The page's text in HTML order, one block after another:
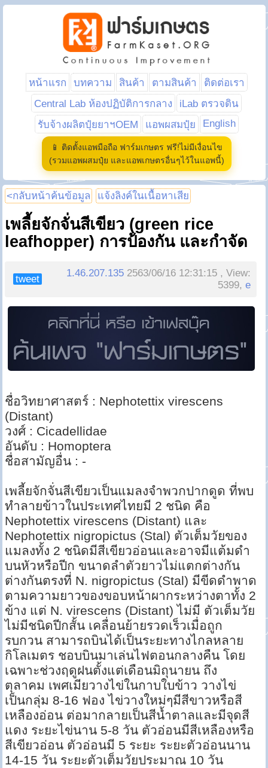
หน้าแรก บทความ สินค้า ตามสินค้า
ติดต่อเรา
Central Lab ห้องปฏิบัติการกลาง
iLab ตรวจดิน
รับจ้างผลิตปุ๋ยยาฯOEM
แอพผสมปุ๋ย English
📱 ติดตั้งแอพมือถือ ฟาร์มเกษตร ฟรี!ไม่มีเงื่อนไข
(รวมแอพผสมปุ๋ย และแอพเกษตรอื่นๆไว้ในแอพนี้)
<กลับหน้าค้นข้อมูล แจ้งลิงค์ในเนื้อหาเสีย
เพลี้ยจักจั่นสีเขียว (green rice
leafhopper) การป้องกัน และกำจัด
tweet
1.46.207.135 2563/06/16 12:31:15 , View:
5399,e
ชื่อวิทยาศาสตร์ : Nephotettix virescens
(Distant)
วงศ์ : Cicadellidae
อันดับ : Homoptera
ชื่อสามัญอื่น : -
เพลี้ยจักจั่นสีเขียวเป็นแมลงจำพวกปากดูด ที่พบ
ทำลายข้าวในประเทศไทยมี 2 ชนิด คือ
Nephotettix virescens (Distant) และ
Nephotettix nigropictus (Stal) ตัวเต็มวัยของ
แมลงทั้ง 2 ชนิดมีสีเขียวอ่อนและอาจมีแต้มดำ
บนหัวหรือปีก ขนาดลำตัวยาวไม่แตกต่างกัน
ต่างกันตรงที่ N. nigropictus (Stal) มีขีดดำพาด
ตามความยาวของขอบหน้าผากระหว่างตาทั้ง 2
ข้าง แต่ N. virescens (Distant) ไม่มี ตัวเต็มวัย
ไม่มีชนิดปีกสั้น เคลื่อนย้ายรวดเร็วเมื่อถูก
รบกวน สามารถบินได้เป็นระยะทางไกลหลาย
กิโลเมตร ชอบบินมาเล่นไฟตอนกลางคืน โดย
เฉพาะช่วงฤดูฝนตั้งแต่เดือนมิถุนายน ถึง
ตุลาคม เพศเมียวางไข่ในกาบใบข้าว วางไข่
เป็นกลุ่ม 8-16 ฟอง ไข่วางใหม่ๆมีสีขาวหรือสี
เหลืองอ่อน ต่อมากลายเป็นสีน้ำตาลและมีจุดสี
แดง ระยะไข่นาน 5-8 วัน ตัวอ่อนมีสีเหลืองหรือ
สีเขียวอ่อน ตัวอ่อนมี 5 ระยะ ระยะตัวอ่อนนาน
14-15 วัน ระยะตัวเต็มวัยประมาณ 10 วัน